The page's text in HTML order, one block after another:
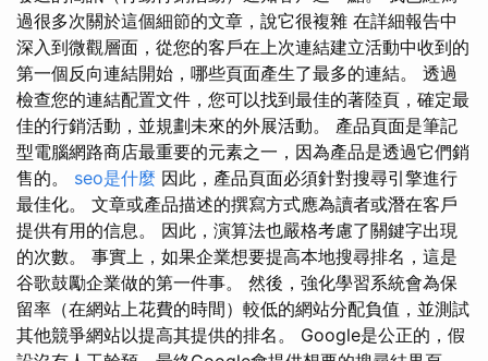
過很多次關於這個細節的文章，說它很複雜 在詳細報告中
深入到微觀層面，從您的客戶在上次連結建立活動中收到的
第一個反向連結開始，哪些頁面產生了最多的連結。 透過
檢查您的連結配置文件，您可以找到最佳的著陸頁，確定最
佳的行銷活動，並規劃未來的外展活動。 產品頁面是筆記
型電腦網路商店最重要的元素之一，因為產品是透過它們銷
售的。 seo是什麼 因此，產品頁面必須針對搜尋引擎進行
最佳化。 文章或產品描述的撰寫方式應為讀者或潛在客戶
提供有用的信息。 因此，演算法也嚴格考慮了關鍵字出現
的次數。 事實上，如果企業想要提高本地搜尋排名，這是
谷歌鼓勵企業做的第一件事。 然後，強化學習系統會為保
留率（在網站上花費的時間）較低的網站分配負值，並測試
其他競爭網站以提高其提供的排名。 Google是公正的，假